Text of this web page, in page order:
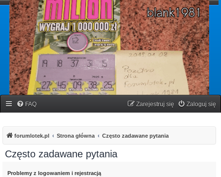
forumlotek.pl
Forum gier liczbowych
FAQ Zaloguj się
Zarejestruj się
forumlotek.pl Strona główna Często zadawane pytania
Często zadawane pytania
Problemy z logowaniem i rejestracją